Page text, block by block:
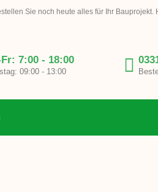
Sie noch heute alles für Ihr Bauprojekt.
Fr: 7:00 - 18:00
09:00 - 13:00